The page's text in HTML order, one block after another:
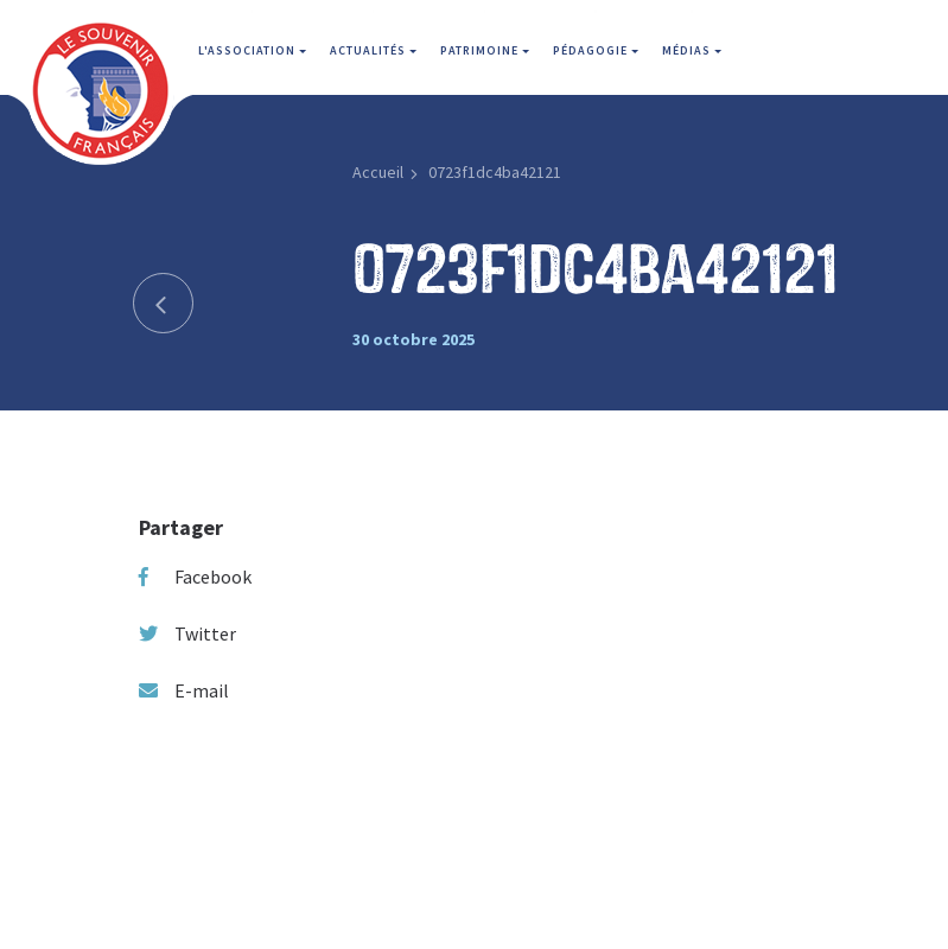
L'ASSOCIATION ACTUALITÉS PATRIMOINE PÉDAGOGIE MÉDIAS
Accueil 0723f1dc4ba42121
0723f1dc4ba42121
30 octobre 2025
Partager
Facebook
Twitter
E-mail